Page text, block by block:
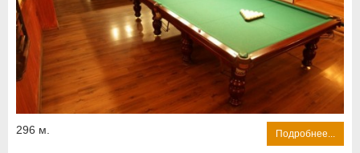
296 м. Подробнее...